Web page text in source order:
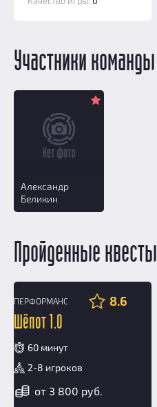
Участники команды
Александр
Беликин
Пройденные квесты
ПЕРФОРМАНС 8.6
Шёпот 1.0
60 минут
2-8 игроков
от 3 800 руб.